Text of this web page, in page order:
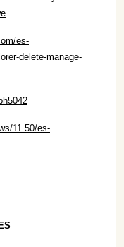
es-
delete-manage-
11.50/es-